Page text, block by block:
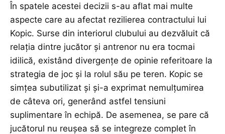
În spatele acestei decizii s-au aflat mai multe
aspecte care au afectat rezilierea contractului lui
Kopic. Surse din interiorul clubului au dezvăluit că
relația dintre jucător și antrenor nu era tocmai
idilică, existând divergențe de opinie referitoare la
strategia de joc și la rolul său pe teren. Kopic se
simțea subutilizat și și-a exprimat nemulțumirea
de câteva ori, generând astfel tensiuni
suplimentare în echipă. De asemenea, se pare că
jucătorul nu reușea să se integreze complet în